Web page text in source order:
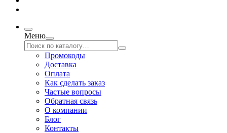
Меню
Промокоды
Доставка
Оплата
Как сделать заказ
Частые вопросы
Обратная связь
О компании
Блог
Контакты